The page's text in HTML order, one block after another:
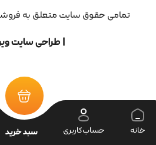
تمامی حقوق سایت متعلق به
| طراحی سایت
خانه حساب‌کاربری سبد خرید